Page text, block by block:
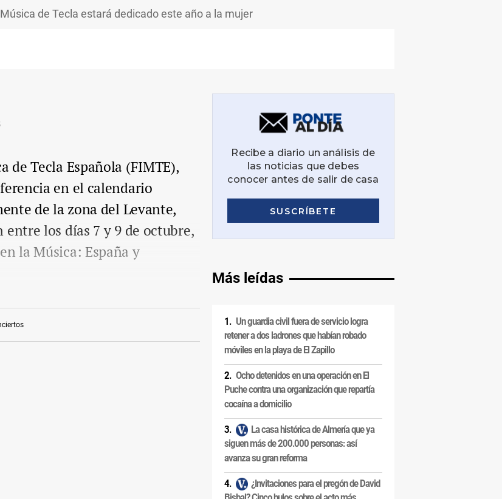
de Tecla estará dedicado este año a la mujer
de Tecla Española (FIMTE),
en el calendario
de la zona del Levante,
los días 7 y 9 de octubre,
la Música: España y
Más leídas
Un guardia civil fuera de servicio logra
retener a dos ladrones que habían robado
móviles en la playa de El Zapillo
Ocho detenidos en una operación en El
Puche contra una organización que repartía
cocaína a domicilio
La casa histórica de Almería que ya
siguen más de 200.000 personas: así
avanza su gran reforma
¿Invitaciones para el pregón de David